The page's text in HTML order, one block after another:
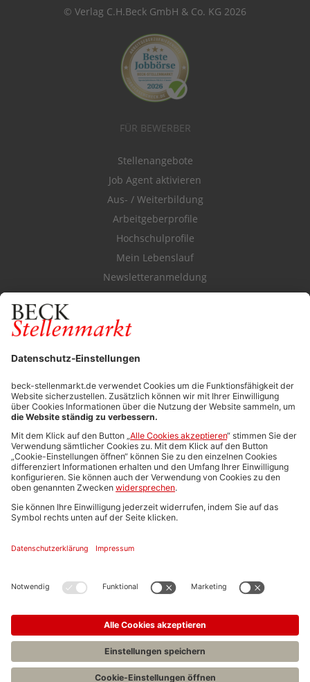
© Verlag C.H.Beck GmbH & Co. KG 2026
FÜR BEWERBER
Stellenangebote
Job Agent aktivieren
Aus- / Weiterbildung
Arbeitgeberprofile
Hochschulprofile
Mein Lebenslauf
Newsletteranmeldung
Durchsuchen Sie den Stellenkatalog
FÜR ARBEITGEBER
Stellenmarktpreise
Anzeigen-AGB
Media-Daten
Newsletteranmeldung
Produktübersicht
ALLGEMEIN
FAQs
Impressum
Stellenangebote C.H.BECK